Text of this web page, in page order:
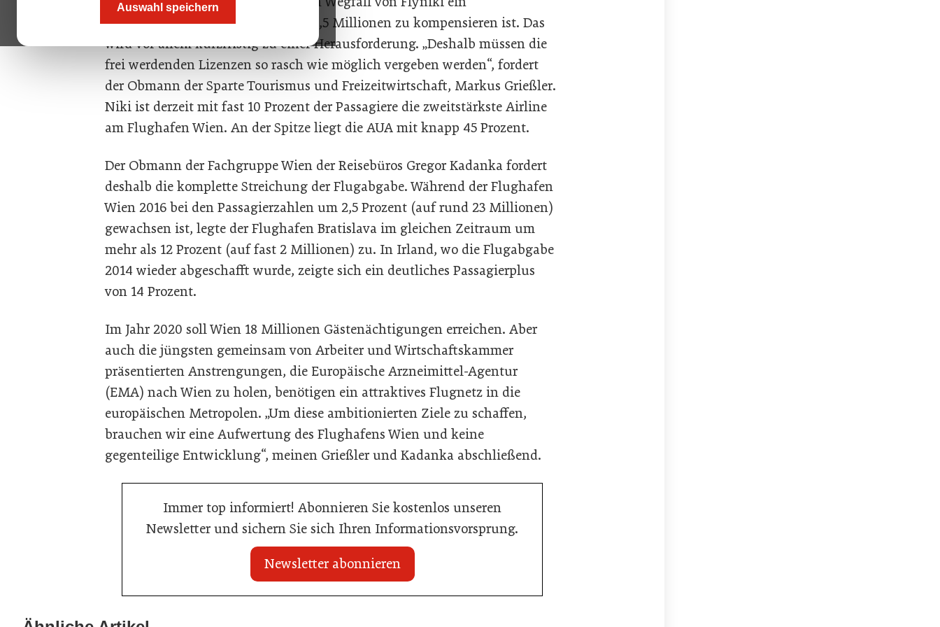
Auswahl speichern
Passagierrückgang von insgesamt 1,5 Millionen zu kompensieren ist. Das
wird vor allem kurzfristig zu einer Herausforderung. „Deshalb müssen die
frei werdenden Lizenzen so rasch wie möglich vergeben werden“, fordert
der Obmann der Sparte Tourismus und Freizeitwirtschaft, Markus Grießler.
Niki ist derzeit mit fast 10 Prozent der Passagiere die zweitstärkste Airline
am Flughafen Wien. An der Spitze liegt die AUA mit knapp 45 Prozent.
Der Obmann der Fachgruppe Wien der Reisebüros Gregor Kadanka fordert
deshalb die komplette Streichung der Flugabgabe. Während der Flughafen
Wien 2016 bei den Passagierzahlen um 2,5 Prozent (auf rund 23 Millionen)
gewachsen ist, legte der Flughafen Bratislava im gleichen Zeitraum um
mehr als 12 Prozent (auf fast 2 Millionen) zu. In Irland, wo die Flugabgabe
2014 wieder abgeschafft wurde, zeigte sich ein deutliches Passagierplus
von 14 Prozent.
Im Jahr 2020 soll Wien 18 Millionen Gästenächtigungen erreichen. Aber
auch die jüngsten gemeinsam von Arbeiter und Wirtschaftskammer
präsentierten Anstrengungen, die Europäische Arzneimittel-Agentur
(EMA) nach Wien zu holen, benötigen ein attraktives Flugnetz in die
europäischen Metropolen. „Um diese ambitionierten Ziele zu schaffen,
brauchen wir eine Aufwertung des Flughafens Wien und keine
gegenteilige Entwicklung“, meinen Grießler und Kadanka abschließend.
Immer top informiert! Abonnieren Sie kostenlos unseren
Newsletter und sichern Sie sich Ihren Informationsvorsprung.
Newsletter abonnieren